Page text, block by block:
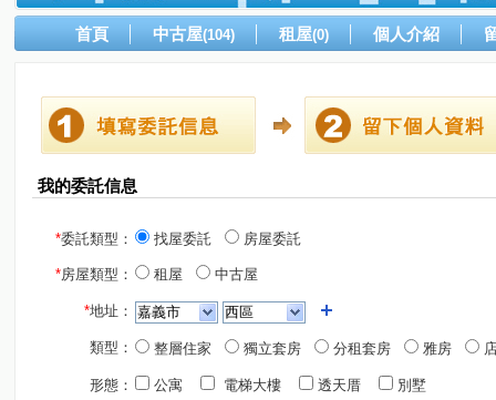
首頁 中古屋(104) 租屋(0) 個人介紹
我的委託信息
*委託類型： 找屋委託 房屋委託
*房屋類型： 租屋 中古屋
*地址：
類型： 整層住家 獨立套房 分租套房 雅房
形態： 公寓 電梯大樓 透天厝 別墅